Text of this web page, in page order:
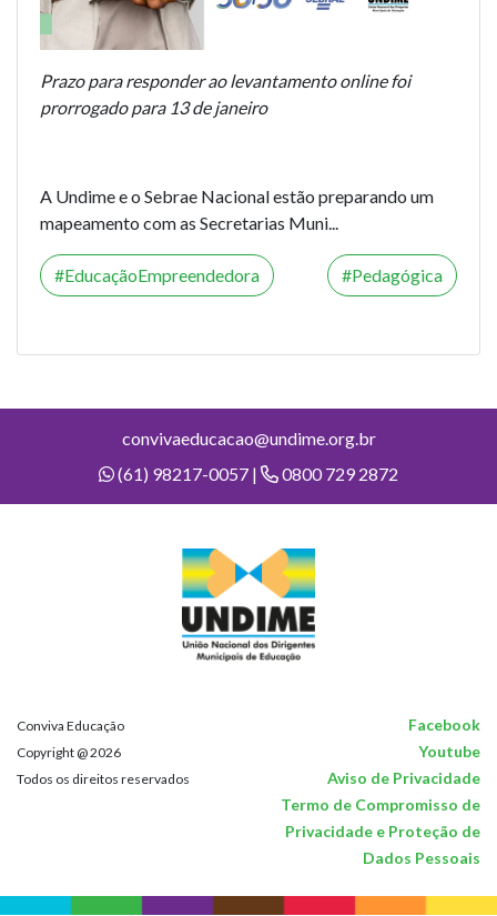
Prazo para responder ao levantamento online foi
prorrogado para 13 de janeiro
A Undime e o Sebrae Nacional estão preparando um
mapeamento com as Secretarias Muni...
EducaçãoEmpreendedora Pedagógica
convivaeducacao@undime.org.br
(61) 98217-0057 |
0800 729 2872
Conviva Educação Facebook
Copyright @ 2026 Youtube
Todos os direitos reservados
Aviso de Privacidade
Termo de Compromisso de
Privacidade e Proteção de
Dados Pessoais